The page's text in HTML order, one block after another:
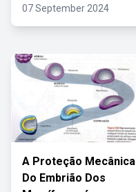
07 September 2024
A Proteção Mecânica
Do Embrião Dos